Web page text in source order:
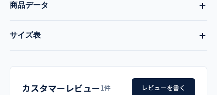
商品データ
112
サイズ表
S 100 42
カスタマーレビュー1件 レビューを書く